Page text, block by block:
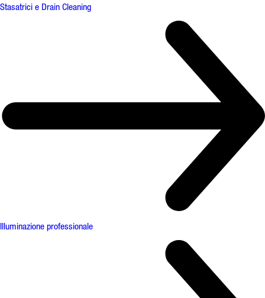
Stasatrici e Drain Cleaning
Illuminazione professionale